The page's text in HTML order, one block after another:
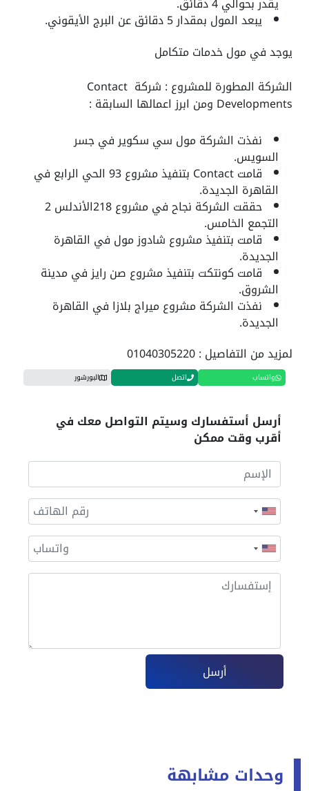
يبعد المول بمقدار 5 دقائق عن البرج الأيقوني.
يوجد في مول خدمات متكامل
الشركة المطورة للمشروع : شركة Contact
Developments ومن ابرز اعمالها السابقة :
نفذت الشركة مول سي سكوير في جسر
السويس.
قامت Contact بتنفيذ مشروع 93 الحي الرابع في
القاهرة الجديدة.
حققت الشركة نجاح في مشروع 218الأندلس 2
التجمع الخامس.
قامت بتنفيذ مشروع شادوز مول في القاهرة
الجديدة.
قامت كونتكت بتنفيذ مشروع صن رايز في مدينة
الشروق.
نفذت الشركة مشروع ميراج بلازا في القاهرة
الجديدة.
لمزيد من التفاصيل : 01040305220
واتساب اتصل البورشور
أرسل أستفسارك وسيتم التواصل معك في
أقرب وقت ممكن
أرسل
وحدات مشابهة